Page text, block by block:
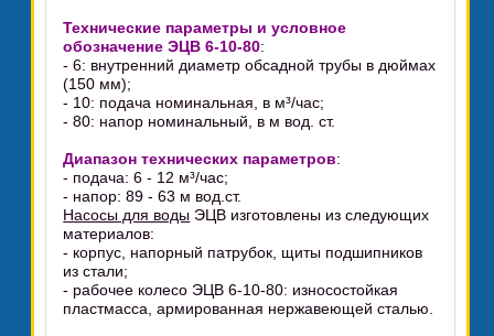
Технические параметры и условное
обозначение ЭЦВ 6-10-80:
- 6: внутренний диаметр обсадной трубы в дюймах
(150 мм);
- 10: подача номинальная, в м³/час;
- 80: напор номинальный, в м вод. ст.
Диапазон технических параметров:
- подача: 6 - 12 м³/час;
- напор: 89 - 63 м вод.ст.
Насосы для воды ЭЦВ изготовлены из следующих
материалов:
- корпус, напорный патрубок, щиты подшипников
из стали;
- рабочее колесо ЭЦВ 6-10-80: износостойкая
пластмасса, армированная нержавеющей сталью.